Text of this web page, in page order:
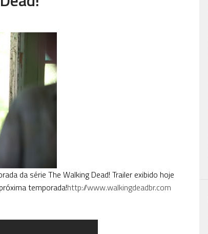
da série The Walking Dead! Trailer exibido hoje
temporada!http://www.walkingdeadbr.com